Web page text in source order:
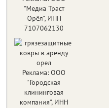
"Медиа Траст
Орёл", ИНН
7107062130
Реклама: ООО
"Городская
клининговая
компания", ИНН